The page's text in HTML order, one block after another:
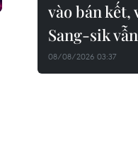
vào bán kết,
Sang-sik
08/08/2026 03:37